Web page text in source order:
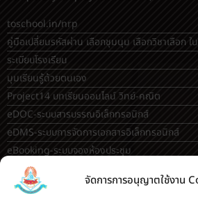
จัดการการอนุญาตใช้งาน
eDOC-ระบบสารบรรณอิเล็กทรอนิกส์
eDMS-ระบบการจัดการเอกสารอิเล็กทรอนิกส์
eBooking-ระบบจองห้องประชุม
OBEC AI guidance
ระบบจองห้อง/สถานที่
กระดานสนทนา(forum)
ขออนุญาตออกนอกโรงเรียน
ระบบส่งแผนการสอนออนไลน์
ระบบนิเทศการจัดการเรียนการสอน